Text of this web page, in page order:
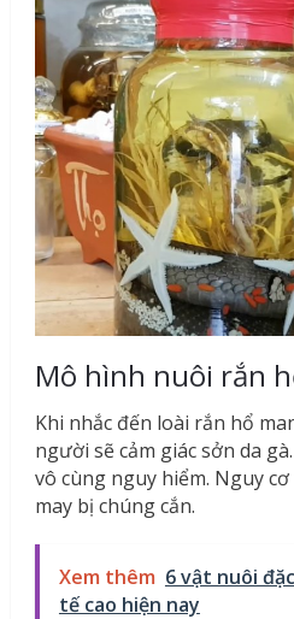
Mô hình nuôi rắn
Khi nhắc đến loài rắn hổ
người sẽ cảm giác sởn da
vô cùng nguy hiểm. Nguy
may bị chúng cắn.
Xem thêm 6 vật nuôi
tế cao hiện nay